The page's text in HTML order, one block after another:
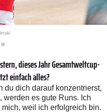
dieses Jahr Gesamtweltcup-
einfach alles?
du dich darauf konzentrierst,
werden es gute Runs. Ich
weil ich erfolgreich bin.